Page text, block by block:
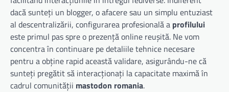
dacă sunteți un blogger, o afacere sau un simplu entuziast
al descentralizării, configurarea profesională a profilului
este primul pas spre o prezență online reușită. Ne vom
concentra în continuare pe detaliile tehnice necesare
pentru a obține rapid această validare, asigurându-ne că
sunteți pregătit să interacționați la capacitate maximă în
cadrul comunității mastodon romania.